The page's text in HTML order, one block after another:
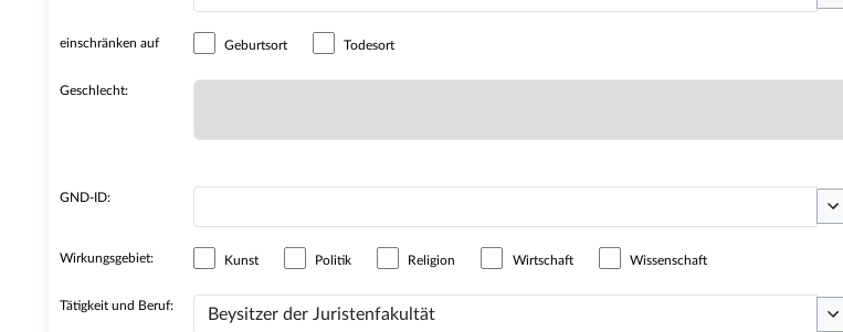
einschränken auf Geburtsort Todesort
Geschlecht:
GND-ID:
Wirkungsgebiet: Kunst Politik Religion Wirtschaft Wissenschaft
Tätigkeit und Beruf: